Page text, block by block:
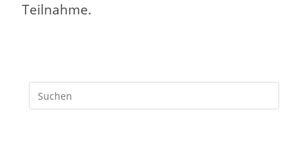
Teilnahme.